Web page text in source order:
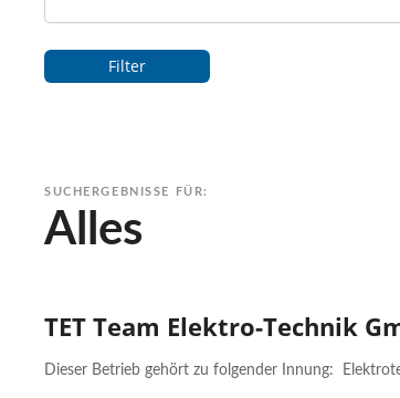
Filter
SUCHERGEBNISSE FÜR:
Alles
TET Team Elektro-Technik
Dieser Betrieb gehört zu folgender Innung: